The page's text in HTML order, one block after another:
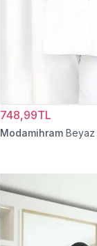
748,99TL
Modamihram